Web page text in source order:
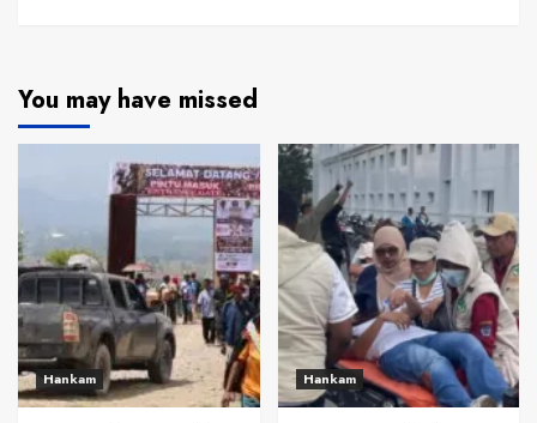
You may have missed
Hankam Hankam